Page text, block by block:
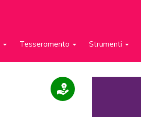
Tesseramento Strumenti